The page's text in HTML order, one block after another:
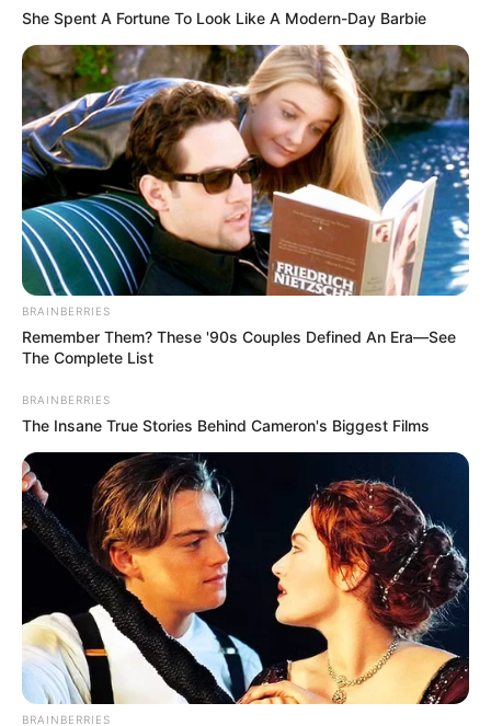
She Spent A Fortune To Look Like A Modern-Day Barbie
BRAINBERRIES
Remember Them? These '90s Couples Defined An Era—See
The Complete List
BRAINBERRIES
The Insane True Stories Behind Cameron's Biggest Films
BRAINBERRIES